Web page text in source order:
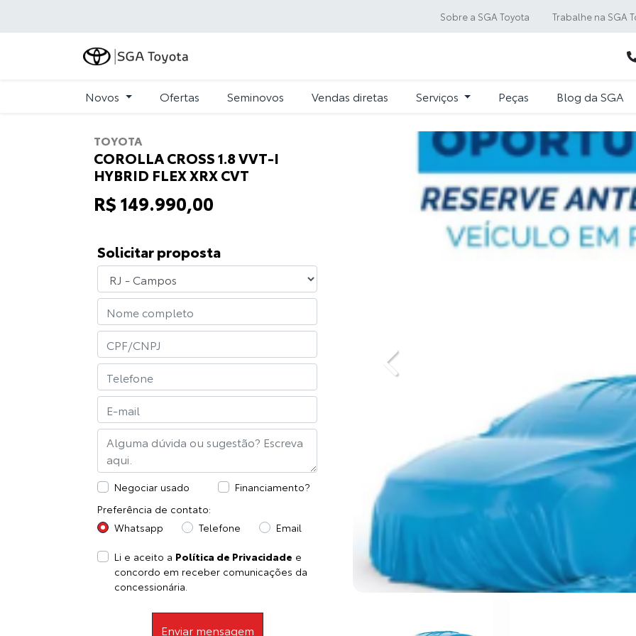
Sobre a SGA Toyota Trabalhe na SGA
Novos Ofertas Seminovos Vendas diretas Serviços Peças Blog da SGA
TOYOTA
COROLLA CROSS 1.8 VVT-I
HYBRID FLEX XRX CVT
R$ 149.990,00
Solicitar proposta
Financiamento?
Negociar usado
Preferência de contato:
Whatsapp
Telefone Email
Li e aceito a Política de Privacidade e
concordo em receber comunicações da
concessionária.
Enviar mensagem